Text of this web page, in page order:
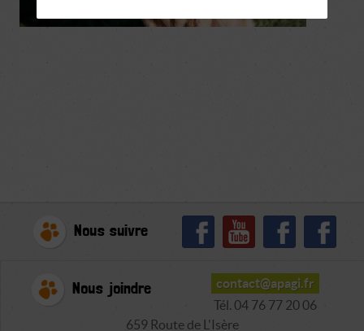
Nous suivre
Nous joindre
contact@apagi.fr
Tél. 04 76 77 20 06
659 Route de L'Isère